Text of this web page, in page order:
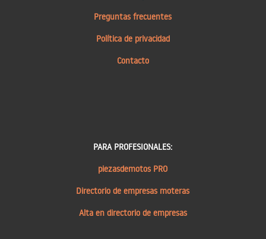
Preguntas frecuentes
Política de privacidad
Contacto
PARA PROFESIONALES:
piezasdemotos PRO
Directorio de empresas moteras
Alta en directorio de empresas